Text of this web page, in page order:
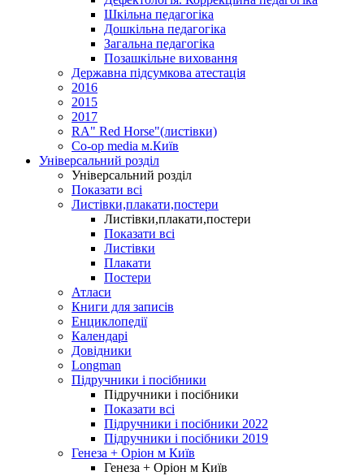
Шкільна педагогіка
Дошкільна педагогіка
Загальна педагогіка
Позашкільне виховання
Державна підсумкова атестація
2016
2015
2017
RA" Red Horse"(листівки)
Co-op media м.Київ
Універсальний розділ
Універсальний розділ
Показати всі
Листівки,плакати,постери
Листівки,плакати,постери
Показати всі
Листівки
Плакати
Постери
Атласи
Книги для записів
Енциклопедії
Календарі
Довідники
Longman
Підручники і посібники
Підручники і посібники
Показати всі
Підручники і посібники 2022
Підручники і посібники 2019
Генеза + Оріон м Київ
Генеза + Оріон м Київ